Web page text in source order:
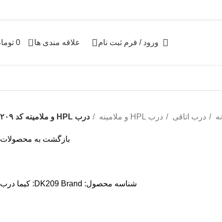
ورود / فرم ثبت نام علاقه مندی ها 0
0
درب اتاقی درب HPL و ملامینه درب HPL و ملامینه کد ۲۰۹
بازگشت به محصولات
شناسه محصول: DK209 Brand: کیما درب